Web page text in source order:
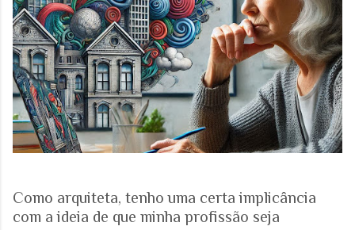
Como arquiteta, tenho uma certa implicância
com a ideia de que minha profissão seja